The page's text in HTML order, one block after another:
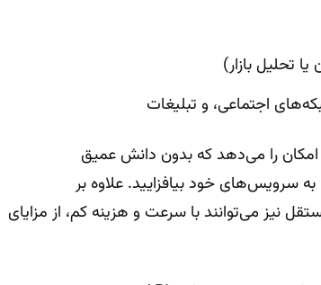
تحلیل بازار)
اجتماعی، و تبلیغات
امکان را می‌دهد که بدون دانش عمیق
سرویس‌های خود بیافزایید. علاوه بر
نیز می‌توانند با سرعت و هزینه کم، از مزایای